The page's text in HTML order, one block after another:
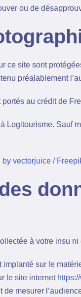
ou de
ce site sont
préalablement
au crédit de
Logitourisme. Sauf
by vectorjuice /
à votre insu ni
sur le
le site internet
mesurer